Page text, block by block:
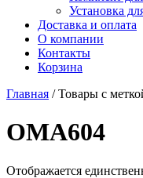
Установка
Доставка и оплата
О компании
Контакты
Корзина
Главная / Товары с
OMA604
Отображается